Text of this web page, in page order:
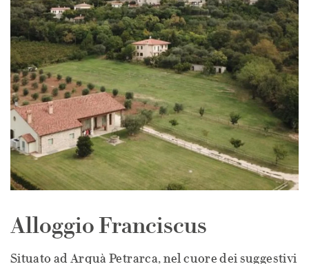
Alloggio Franciscus
Situato ad Arquà Petrarca, nel cuore dei suggestivi